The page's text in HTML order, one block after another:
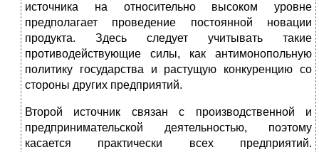
источника на относительно высоком уровне
предполагает проведение постоянной новации
продукта. Здесь следует учитывать такие
противодействующие силы, как антимонопольную
политику государства и растущую конкуренцию со
стороны других предприятий.
Второй источник связан с производственной и
предпринимательской деятельностью, поэтому
касается практически всех предприятий.